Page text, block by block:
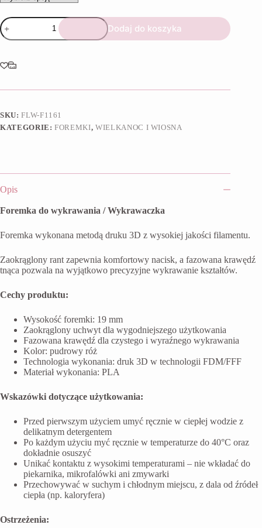
ilość
Foremka
Zajączek
kokardą
Dodaj do koszyka
SKU:FLW-F1161
KATEGORIE:FOREMKI,WIELKANOC I WIOSNA
Opis
Foremka do wykrawania / Wykrawaczka
Foremka wykonana metodą druku 3D z wysokiej jakości filamentu.
Zaokrąglony rant zapewnia komfortowy nacisk, a fazowana krawędź
tnąca pozwala na wyjątkowo precyzyjne wykrawanie kształtów.
Cechy produktu:
Wysokość foremki: 19 mm
Zaokrąglony uchwyt dla wygodniejszego użytkowania
Fazowana krawędź dla czystego i wyraźnego wykrawania
Kolor: pudrowy róż
Technologia wykonania: druk 3D w technologii FDM/FFF
Materiał wykonania: PLA
Wskazówki dotyczące użytkowania:
Przed pierwszym użyciem umyć ręcznie w ciepłej wodzie z
delikatnym detergentem
Po każdym użyciu myć ręcznie w temperaturze do 40°C oraz
dokładnie osuszyć
Unikać kontaktu z wysokimi temperaturami – nie wkładać do
piekarnika, mikrofalówki ani zmywarki
Przechowywać w suchym i chłodnym miejscu, z dala od źródeł
ciepła (np. kaloryfera)
Ostrzeżenia: